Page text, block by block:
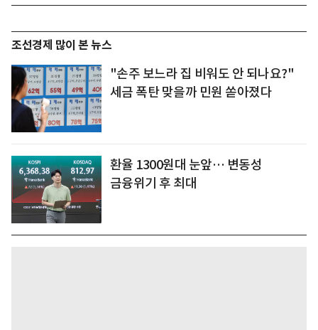
조선경제 많이 본 뉴스
"손주 보느라 집 비워도 안 되나요?"
세금 폭탄 맞을까 민원 쏟아졌다
환율 1300원대 눈앞… 변동성
금융위기 후 최대